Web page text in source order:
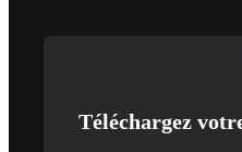
Téléchargez